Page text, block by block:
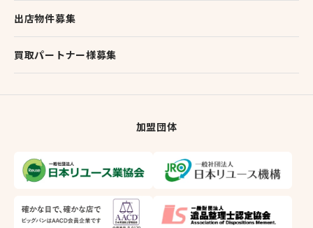
出店物件募集
買取パートナー様募集
加盟団体